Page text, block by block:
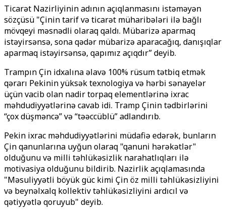
Ticarət Nazirliyinin adının açıqlanmasını istəməyən
sözçüsü "Çinin tarif və ticarət müharibələri ilə bağlı
mövqeyi məsnədli olaraq qaldı. Mübarizə aparmaq
istəyirsənsə, sona qədər mübarizə aparacağıq, danışıqlar
aparmaq istəyirsənsə, qapımız açıqdır” deyib.
Trampın Çin idxalına əlavə 100% rüsum tətbiq etmək
qərarı Pekinin yüksək texnologiya və hərbi sənayelər
üçün vacib olan nadir torpaq elementlərinə ixrac
məhdudiyyətlərinə cavab idi. Tramp Çinin tədbirlərini
“çox düşməncə” və “təəccüblü” adlandırıb.
Pekin ixrac məhdudiyyətlərini müdafiə edərək, bunların
Çin qanunlarına uyğun olaraq "qanuni hərəkətlər"
olduğunu və milli təhlükəsizlik narahatlıqları ilə
motivasiya olduğunu bildirib. Nazirlik açıqlamasında
"Məsuliyyətli böyük güc kimi Çin öz milli təhlükəsizliyini
və beynəlxalq kollektiv təhlükəsizliyini ardıcıl və
qətiyyətlə qoruyub" deyib.